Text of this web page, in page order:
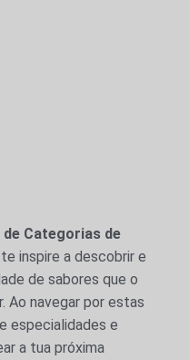
de Categorias de
te inspire a descobrir e
de sabores que o
Ao navegar por estas
especialidades e
a tua próxima